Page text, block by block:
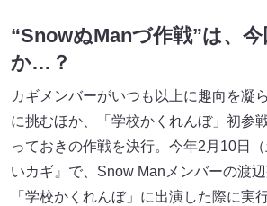
“SnowぬManづ作戦”は、
か…？
カギメンバーがいつも以上に趣向を凝
に挑むほか、「学校かくれんぼ」初参
っておきの作戦を決行。今年2月10日
いカギ』で、Snow Manメンバーの渡
「学校かくれんぼ」に出演した際に実